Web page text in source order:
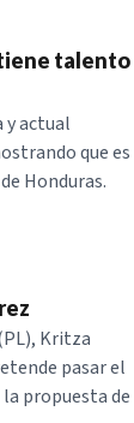
talento
y actual
que es
Honduras.
Kritza
pasar el
propuesta de